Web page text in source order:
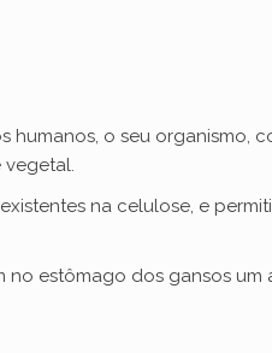
humanos, o seu organismo,
vegetal.
na celulose, e
no estômago dos gansos um